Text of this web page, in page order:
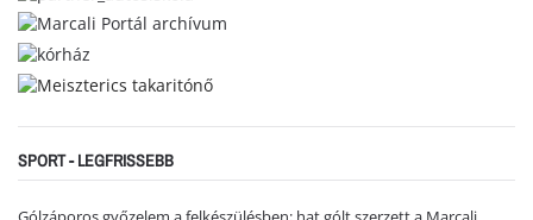
SPORT - LEGFRISSEBB